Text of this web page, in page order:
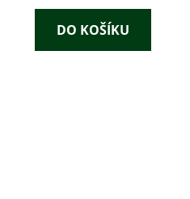
DO KOŠÍKU